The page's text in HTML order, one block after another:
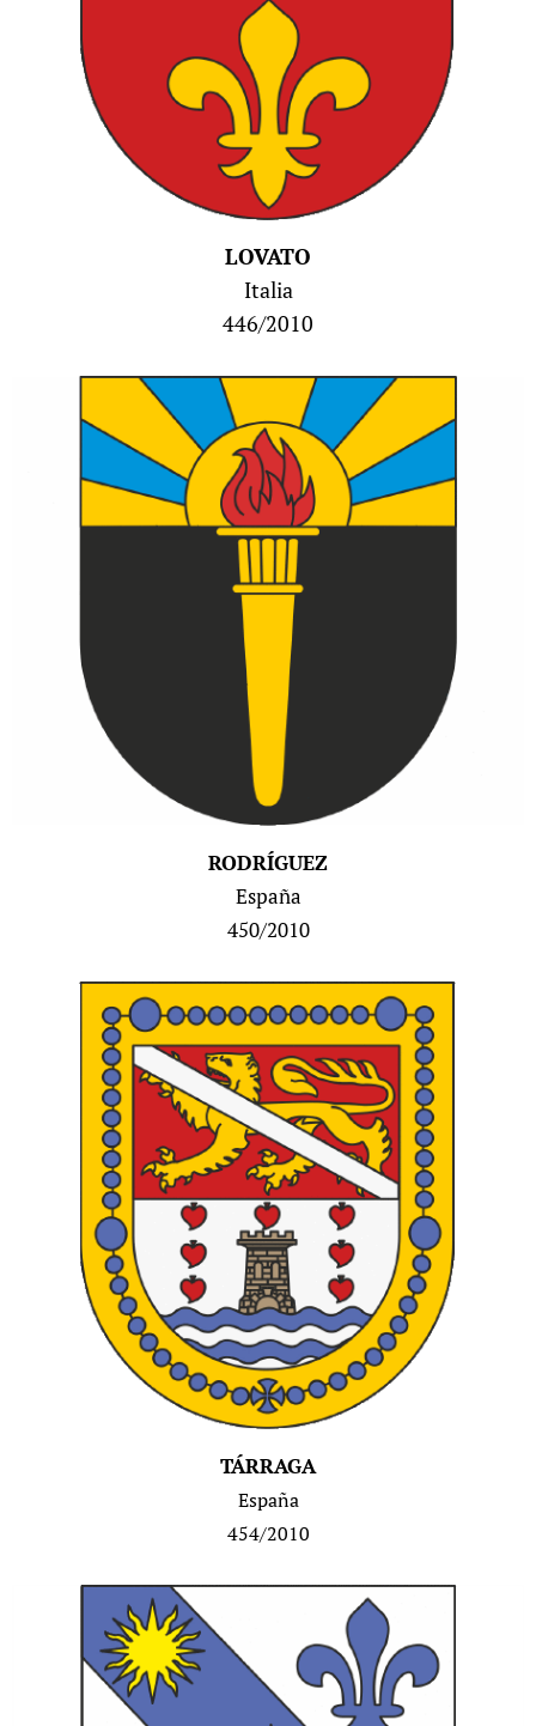
LOVATO
Italia
446/2010
RODRÍGUEZ
España
450/2010
TÁRRAGA
España
454/2010